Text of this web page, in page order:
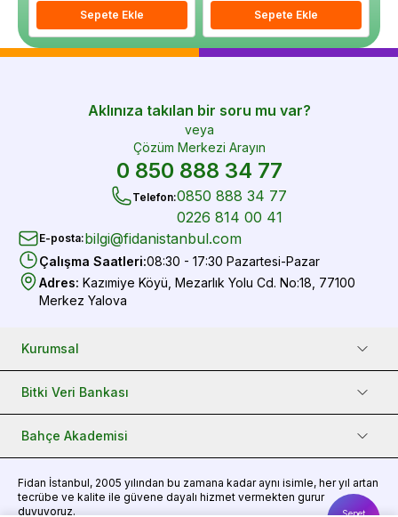
Sepet
Sepete Ekle Sepete Ekle
Aklınıza takılan bir soru mu var?
veya
Çözüm Merkezi Arayın
0 850 888 34 77
Telefon:0850 888 34 77
0226 814 00 41
E-posta:bilgi@fidanistanbul.com
Çalışma Saatleri:08:30 - 17:30 Pazartesi-Pazar
Adres: Kazımiye Köyü, Mezarlık Yolu Cd. No:18, 77100
Merkez Yalova
Kurumsal
Bitki Veri Bankası
Bahçe Akademisi
Fidan İstanbul, 2005 yılından bu zamana kadar aynı isimle, her yıl artan
tecrübe ve kalite ile güvene dayalı hizmet vermekten gurur
duyuyoruz.